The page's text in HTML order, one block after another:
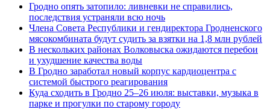
Гродно опять затопило: ливневки не справились,
последствия устраняли всю ночь
Члена Совета Республики и гендиректора Гродненского
мясокомбината будут судить за взятки на 1,8 млн рублей
В нескольких районах Волковыска ожидаются перебои
и ухудшение качества воды
В Гродно заработал новый корпус кардиоцентра с
системой быстрого реагирования
Куда сходить в Гродно 25–26 июля: выставки, музыка в
парке и прогулки по старому городу